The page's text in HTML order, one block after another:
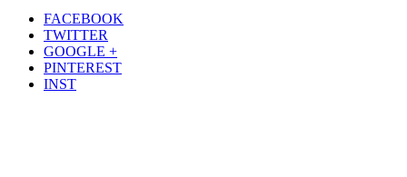
FACEBOOK
TWITTER
GOOGLE +
PINTEREST
INST